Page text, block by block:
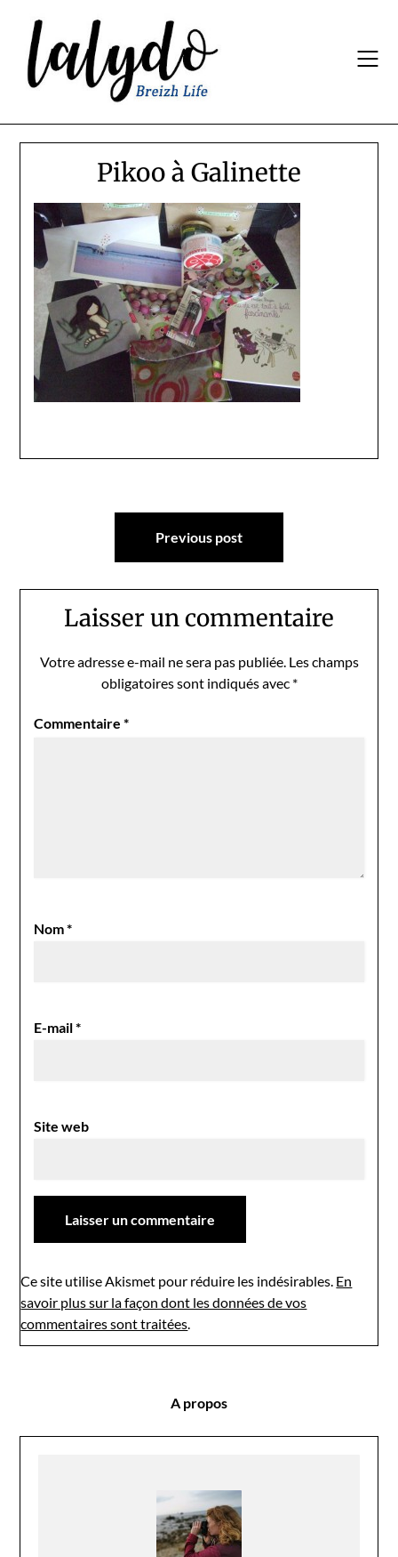
content
Pikoo à Galinette
Navigation
Previous post
Laisser un commentaire
Votre adresse e-mail ne sera pas publiée. Les champs
obligatoires sont indiqués avec *
Commentaire*
Nom*
E-mail*
Site web
Ce site utilise Akismet pour réduire les indésirables. En
savoir plus sur la façon dont les données de vos
commentaires sont traitées.
A propos